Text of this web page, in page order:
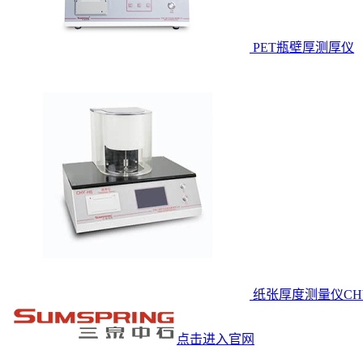
PET瓶壁厚测厚仪
纸张厚度测量仪
点击进入官网